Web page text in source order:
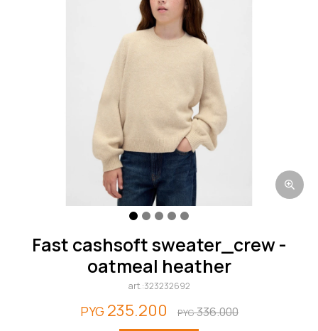
fast cashsoft sweater_crew -
oatmeal heather
323232692
PYG 235.200 PYG336.000